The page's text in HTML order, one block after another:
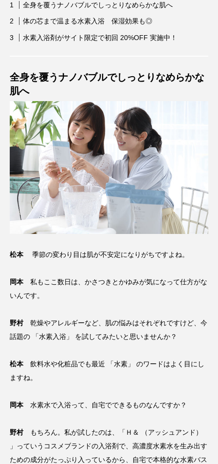
全身を覆うナノバブルでしっとりなめらかな肌へ
体の芯まで温まる水素入浴 保湿効果も◎
水素入浴剤がサイト限定で初回 20%OFF 実施中！
全身を覆うナノバブルでしっとりなめらかな
肌へ
松本季節の変わり目は肌が不安定になりがちですよね。
岡本 私もここ数日は、かさつきとかゆみが気になって仕方がな
いんです。
野村 乾燥やアレルギーなど、肌の悩みはそれぞれですけど、今
話題の 「水素入浴」 を試してみたいと思いませんか？
松本飲料水や化粧品でも最近 「水素」 のワードはよく目にし
ますね。
岡本水素水で入浴って、自宅でできるものなんですか？
野村
もちろん。私が試したのは、「Ｈ＆ （アッシュアンド）
」っていうコスメブランドの入浴剤で、高濃度水素水を生み出す
ための成分がたっぷり入っているから、自宅で本格的な水素バス